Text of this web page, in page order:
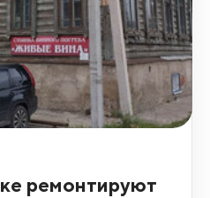
ремонтируют